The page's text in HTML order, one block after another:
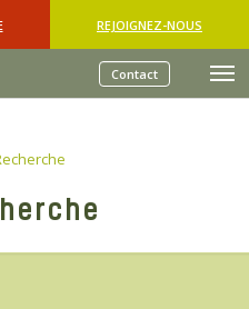
REJOIGNEZ-NOUS
Contact